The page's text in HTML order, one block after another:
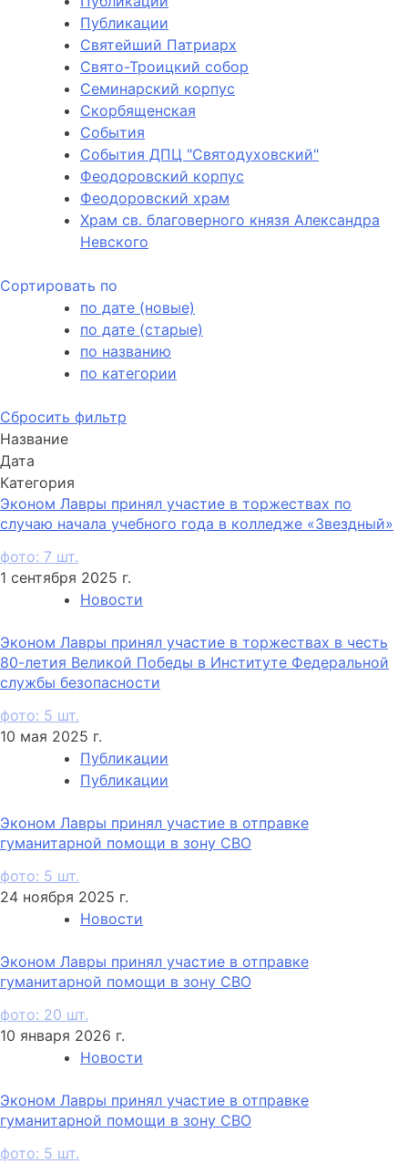
Публикации
Святейший Патриарх
Свято-Троицкий собор
Семинарский корпус
Скорбященская
События
События ДПЦ "Святодуховский"
Феодоровский корпус
Феодоровский храм
Храм св. благоверного князя Александра
Невского
Сортировать по
по дате (новые)
по дате (старые)
по названию
по категории
Сбросить фильтр
Название
Дата
Категория
Эконом Лавры принял участие в торжествах по
случаю начала учебного года в колледже «Звездный»
фото: 7 шт.
1 сентября 2025 г.
Новости
Эконом Лавры принял участие в торжествах в честь
80-летия Великой Победы в Институте Федеральной
службы безопасности
фото: 5 шт.
10 мая 2025 г.
Публикации
Публикации
Эконом Лавры принял участие в отправке
гуманитарной помощи в зону СВО
фото: 5 шт.
24 ноября 2025 г.
Новости
Эконом Лавры принял участие в отправке
гуманитарной помощи в зону СВО
фото: 20 шт.
10 января 2026 г.
Новости
Эконом Лавры принял участие в отправке
гуманитарной помощи в зону СВО
фото: 5 шт.